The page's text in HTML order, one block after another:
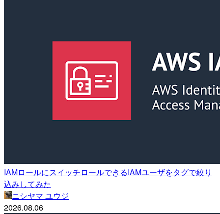
IAMロールにスイッチロールできるIAMユーザをタグで絞り
込みしてみた
ニシヤマ ユウジ
2026.08.06